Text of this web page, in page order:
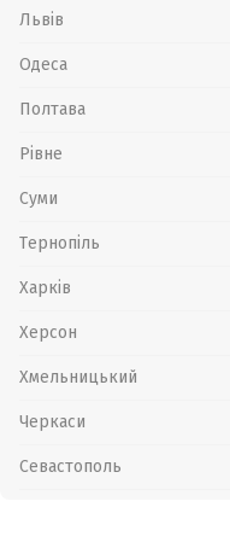
Львів
Одеса
Полтава
Рівне
Суми
Тернопіль
Харків
Херсон
Хмельницький
Черкаси
Севастополь